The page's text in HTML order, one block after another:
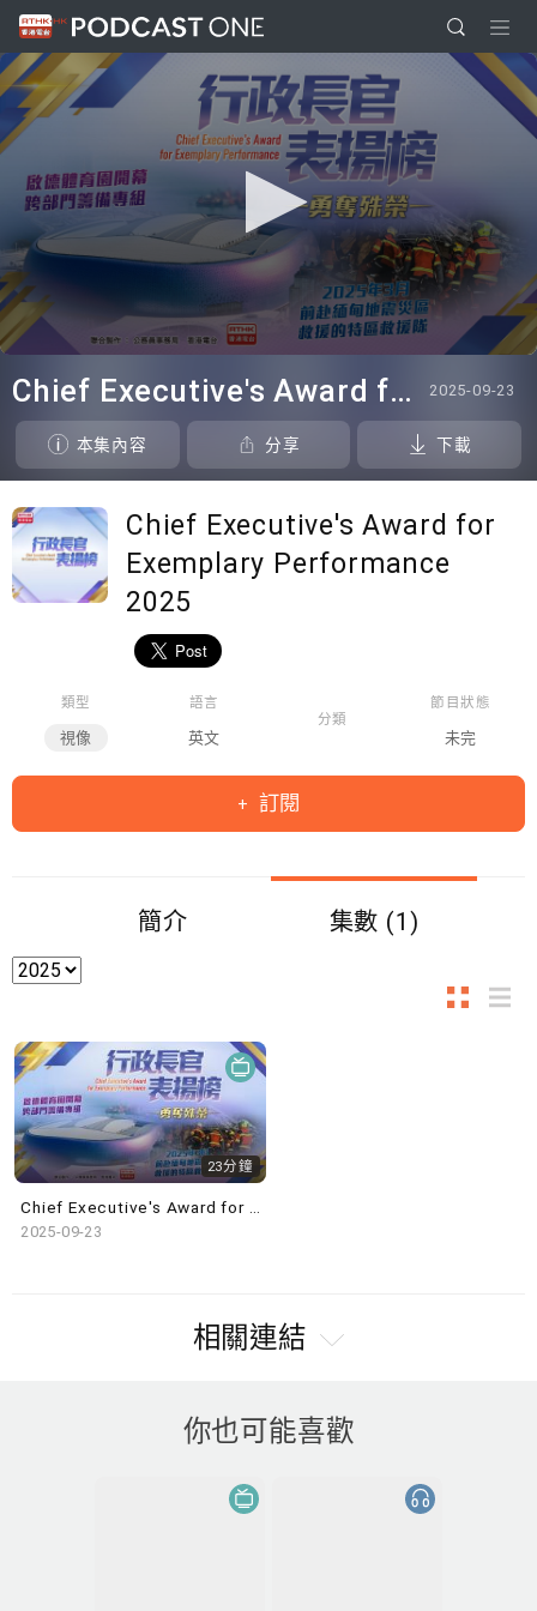
seconds
of
23
minutes,
37
seconds
Chief Executive's Award for Exemplary Performance 2025 2025-09-23
本集內容 分享 下載
Chief Executive's Award for
Exemplary Performance
2025
類型
視像
語言
英文
分類
節目狀態
未完
訂閱
簡介 集數 (1)
23分鐘
Chief Executive's Award for Exemplary Performance 2025
2025-09-23
相關連結
你也可能喜歡